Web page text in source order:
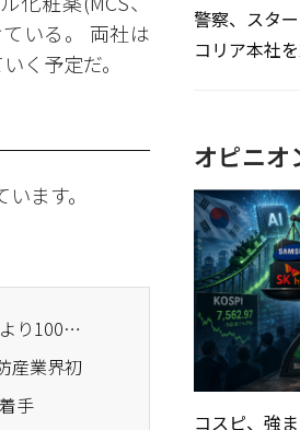
いる。 両社は
く予定だ。
ます。
· ハンファエアロスペース、中東の緊張高まりと米国防株の急騰により100万円突破
産業界初
手
警察、スタ
コリア本社
オピニオ
コスピ、強